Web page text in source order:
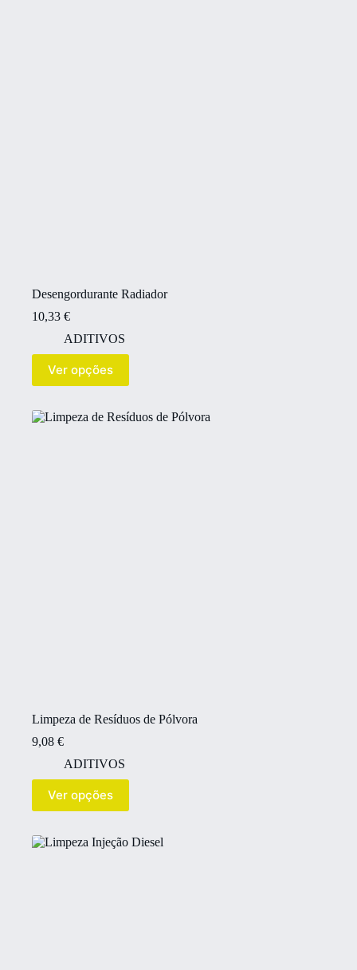
Desengordurante Radiador
10,33 €
ADITIVOS
Ver opções
Limpeza de Resíduos de Pólvora
9,08 €
ADITIVOS
Ver opções